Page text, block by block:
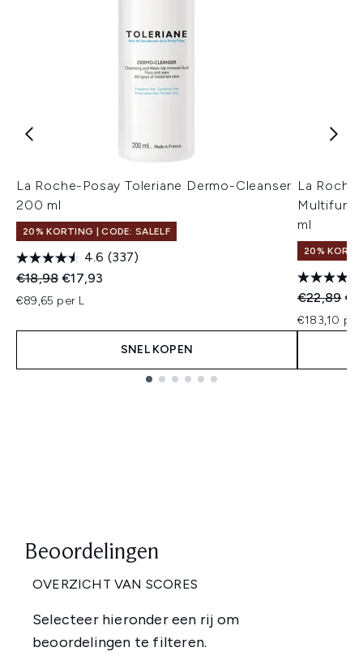
La Roche-Posay Toleriane Dermo-Cleanser
200 ml
20% KORTING | CODE: SALELF
4.6 (337)
Recommended Retail Price:
€18,98Huidige prijs:
€17,93
€89,65 per L
SNEL KOPEN
La
ml
20%
€22,89
€183,10